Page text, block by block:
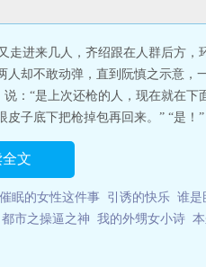
度
进来几人，齐绍跟在人群后方
却不敢动弹，直到阮慎之示意，
：“是上次还枪的人，现在就在下
子底下把枪掉包再回来。” “是！
文
眠的女性这件事 引诱的快乐 谁是
都市之操逼之神 我的外甥女小诗